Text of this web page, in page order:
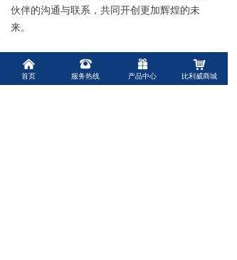
伙伴的沟通与联系，共同开创更加辉煌的未
来。
上海比利威环保有限公司新LOGO的正式
启用，不仅预示着品牌的全新启航，也是对过
낀
首页
뀰
服务热线
끣
产品中心
낙
比利威商城